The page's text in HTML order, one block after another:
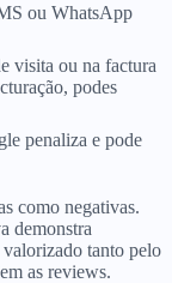
ou WhatsApp
visita ou na factura
podes
penaliza e pode
como negativas.
demonstra
tanto pelo
as reviews.